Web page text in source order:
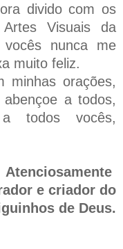
divido com os
Visuais da
nunca me
muito feliz.
minhas orações,
a todos,
todos vocês,
Atenciosamente
e criador do
de Deus.